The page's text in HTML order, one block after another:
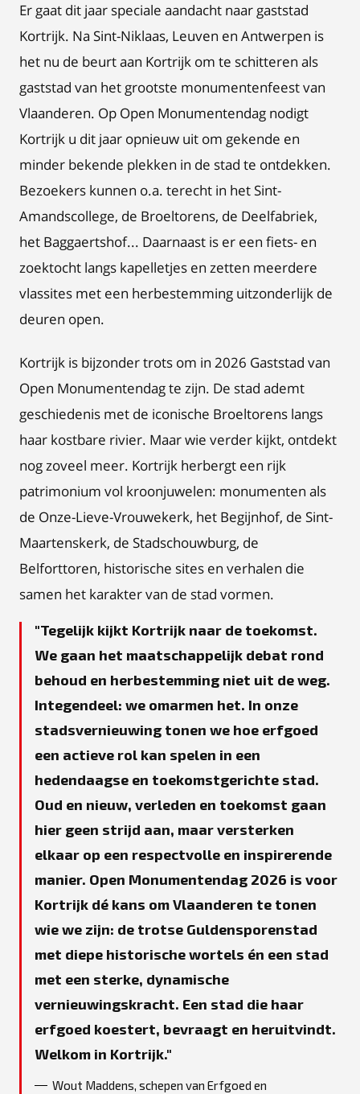
Er gaat dit jaar speciale aandacht naar gaststad
Kortrijk. Na Sint-Niklaas, Leuven en Antwerpen is
het nu de beurt aan Kortrijk om te schitteren als
gaststad van het grootste monumentenfeest van
Vlaanderen. Op Open Monumentendag nodigt
Kortrijk u dit jaar opnieuw uit om gekende en
minder bekende plekken in de stad te ontdekken.
Bezoekers kunnen o.a. terecht in het Sint-
Amandscollege, de Broeltorens, de Deelfabriek,
het Baggaertshof... Daarnaast is er een fiets- en
zoektocht langs kapelletjes en zetten meerdere
vlassites met een herbestemming uitzonderlijk de
deuren open.
Kortrijk is bijzonder trots om in 2026 Gaststad van
Open Monumentendag te zijn. De stad ademt
geschiedenis met de iconische Broeltorens langs
haar kostbare rivier. Maar wie verder kijkt, ontdekt
nog zoveel meer. Kortrijk herbergt een rijk
patrimonium vol kroonjuwelen: monumenten als
de Onze-Lieve-Vrouwekerk, het Begijnhof, de Sint-
Maartenskerk, de Stadschouwburg, de
Belforttoren, historische sites en verhalen die
samen het karakter van de stad vormen.
Tegelijk kijkt Kortrijk naar de toekomst.
We gaan het maatschappelijk debat rond
behoud en herbestemming niet uit de weg.
Integendeel: we omarmen het. In onze
stadsvernieuwing tonen we hoe erfgoed
een actieve rol kan spelen in een
hedendaagse en toekomstgerichte stad.
Oud en nieuw, verleden en toekomst gaan
hier geen strijd aan, maar versterken
elkaar op een respectvolle en inspirerende
manier. Open Monumentendag 2026 is voor
Kortrijk dé kans om Vlaanderen te tonen
wie we zijn: de trotse Guldensporenstad
met diepe historische wortels én een stad
met een sterke, dynamische
vernieuwingskracht. Een stad die haar
erfgoed koestert, bevraagt en heruitvindt.
Welkom in Kortrijk.
Wout Maddens, schepen van Erfgoed en